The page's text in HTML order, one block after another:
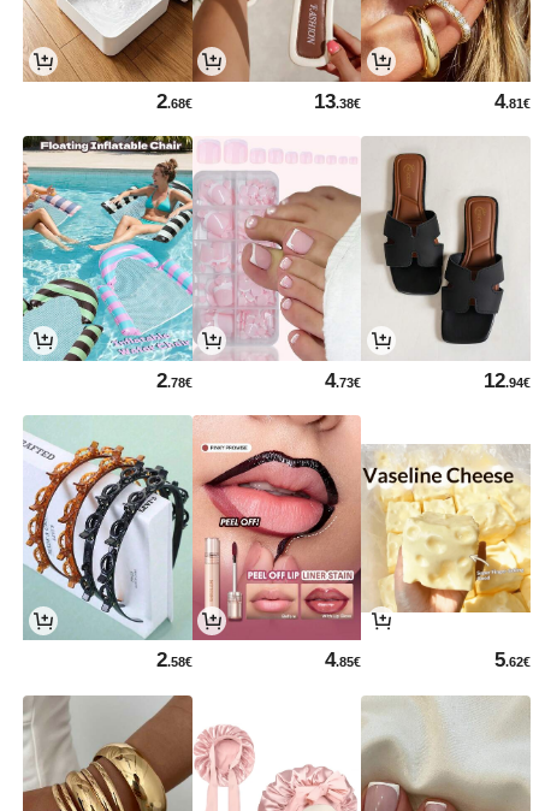
4.81€
13.38€
2.68€
12.94€
4.73€
2.78€
5.62€
4.85€
2.58€